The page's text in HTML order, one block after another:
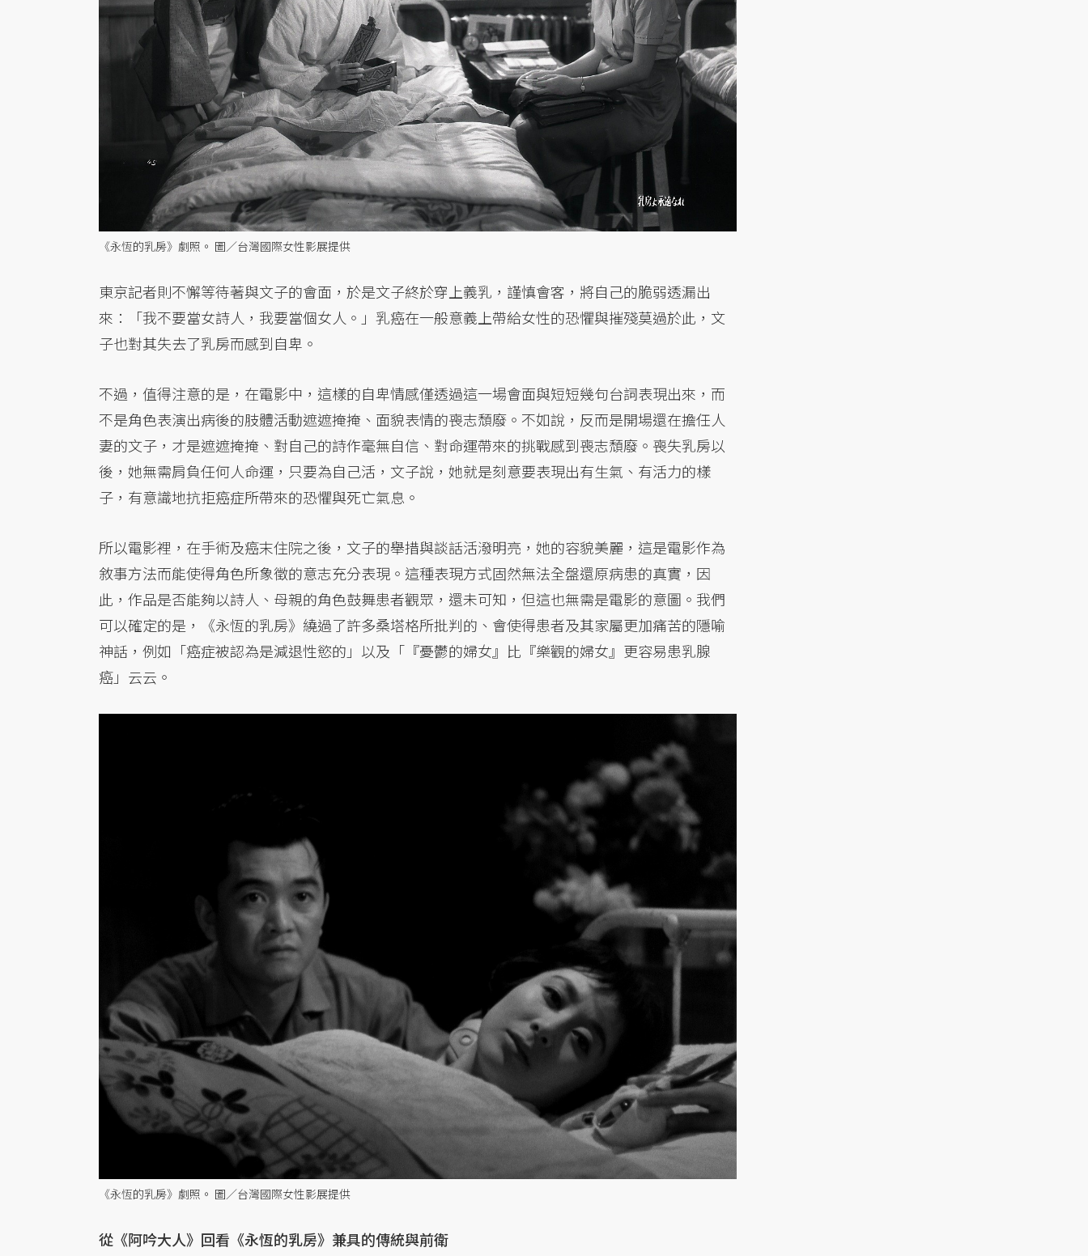
《永恆的乳房》劇照。 圖／台灣國際女性影展提供
東京記者則不懈等待著與文子的會面，於是文子終於穿上義乳，謹慎會客，將自己的脆弱透漏出
來：「我不要當女詩人，我要當個女人。」乳癌在一般意義上帶給女性的恐懼與摧殘莫過於此，文
子也對其失去了乳房而感到自卑。
不過，值得注意的是，在電影中，這樣的自卑情感僅透過這一場會面與短短幾句台詞表現出來，而
不是角色表演出病後的肢體活動遮遮掩掩、面貌表情的喪志頹廢。不如說，反而是開場還在擔任人
妻的文子，才是遮遮掩掩、對自己的詩作毫無自信、對命運帶來的挑戰感到喪志頹廢。喪失乳房以
後，她無需肩負任何人命運，只要為自己活，文子說，她就是刻意要表現出有生氣、有活力的樣
子，有意識地抗拒癌症所帶來的恐懼與死亡氣息。
所以電影裡，在手術及癌末住院之後，文子的舉措與談話活潑明亮，她的容貌美麗，這是電影作為
敘事方法而能使得角色所象徵的意志充分表現。這種表現方式固然無法全盤還原病患的真實，因
此，作品是否能夠以詩人、母親的角色鼓舞患者觀眾，還未可知，但這也無需是電影的意圖。我們
可以確定的是，《永恆的乳房》繞過了許多桑塔格所批判的、會使得患者及其家屬更加痛苦的隱喻
神話，例如「癌症被認為是減退性慾的」以及「『憂鬱的婦女』比『樂觀的婦女』更容易患乳腺
癌」云云。
《永恆的乳房》劇照。 圖／台灣國際女性影展提供
從《阿吟大人》回看《永恆的乳房》兼具的傳統與前衛